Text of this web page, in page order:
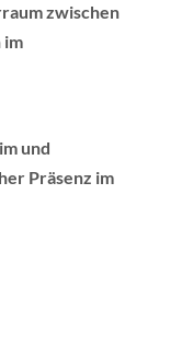
zwischen
im
und
Präsenz im